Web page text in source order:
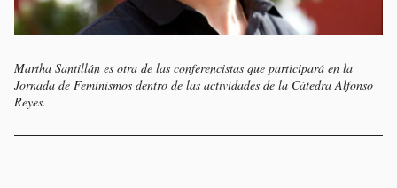
Martha Santillán es otra de las conferencistas que participará en la
Jornada de Feminismos dentro de las actividades de la Cátedra Alfonso
Reyes.